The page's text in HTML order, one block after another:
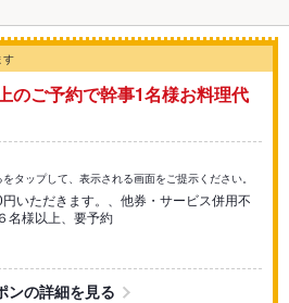
す
のご予約で幹事1名様お料理代
タップして、表示される画面をご提示ください。
いただきます。、他券・サービス併用不
名様以上、要予約
ンの詳細を見る